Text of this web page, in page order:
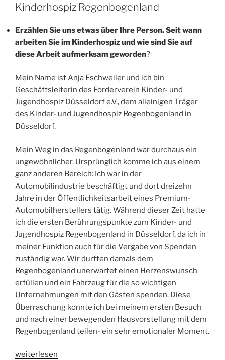
Kinderhospiz Regenbogenland
Erzählen Sie uns etwas über Ihre Person. Seit wann
arbeiten Sie im Kinderhospiz und wie sind Sie auf
diese Arbeit aufmerksam geworden?
Mein Name ist Anja Eschweiler und ich bin
Geschäftsleiterin des Förderverein Kinder- und
Jugendhospiz Düsseldorf e.V., dem alleinigen Träger
des Kinder- und Jugendhospiz Regenbogenland in
Düsseldorf.
Mein Weg in das Regenbogenland war durchaus ein
ungewöhnlicher. Ursprünglich komme ich aus einem
ganz anderen Bereich: Ich war in der
Automobilindustrie beschäftigt und dort dreizehn
Jahre in der Öffentlichkeitsarbeit eines Premium-
Automobilherstellers tätig. Während dieser Zeit hatte
ich die ersten Berührungspunkte zum Kinder- und
Jugendhospiz Regenbogenland in Düsseldorf, da ich in
meiner Funktion auch für die Vergabe von Spenden
zuständig war. Wir durften damals dem
Regenbogenland unerwartet einen Herzenswunsch
erfüllen und ein Fahrzeug für die so wichtigen
Unternehmungen mit den Gästen spenden. Diese
Überraschung konnte ich bei meinem ersten Besuch
und nach einer bewegenden Hausvorstellung mit dem
Regenbogenland teilen- ein sehr emotionaler Moment.
„Interview
weiterlesen